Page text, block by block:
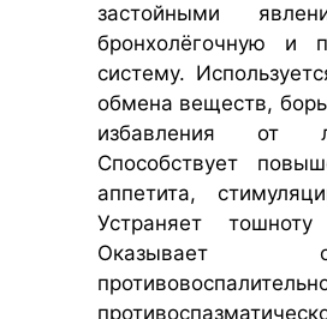
застойными
бронхолёгочную и
систему.
обмена веществ,
избавления от
Способствует
аппетита,
Устраняет
Оказывает